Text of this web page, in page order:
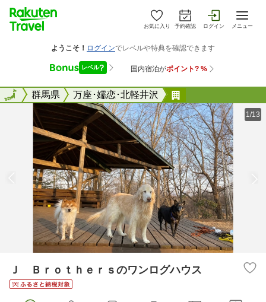
お気に入り 予約確認 ログイン メニュー
全国群馬県 万座･嬬恋･北軽井沢
全国
1/13
Ｊ Ｂｒｏｔｈｅｒｓのワンログハウス